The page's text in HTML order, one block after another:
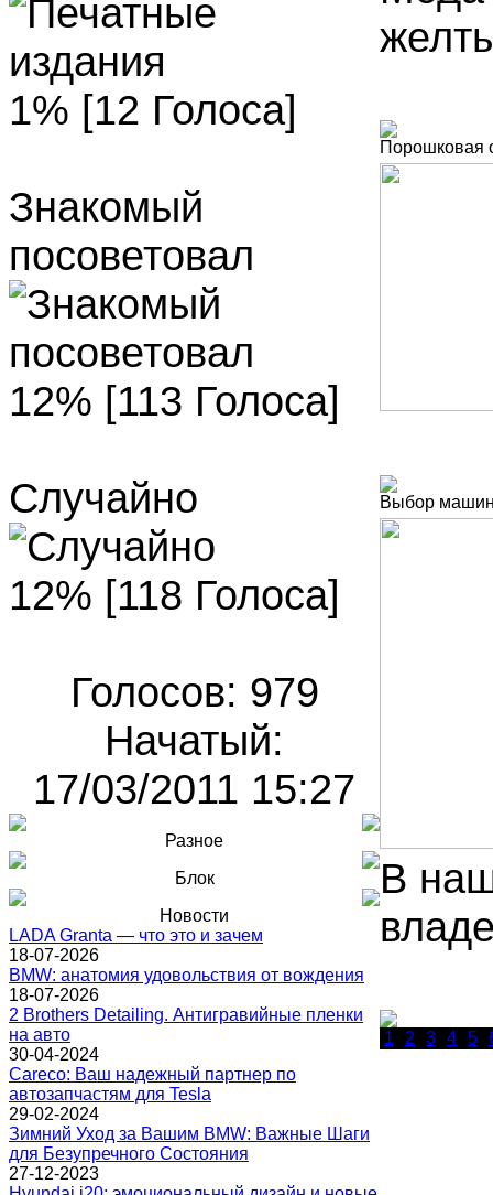
1% [12 Голоса]
Знакомый
посоветовал
12% [113 Голоса]
Случайно
12% [118 Голоса]
Голосов: 979
Начатый:
17/03/2011 15:27
Разное
Блок
Новости
LADA Granta — что это и зачем
18-07-2026
BMW: анатомия удовольствия от вождения
18-07-2026
2 Brothers Detailing. Антигравийные пленки
на авто
30-04-2024
Careco: Ваш надежный партнер по
автозапчастям для Tesla
29-02-2024
Зимний Уход за Вашим BMW: Важные Шаги
для Безупречного Состояния
27-12-2023
Порошковая
Выбор
В
1 2 3 4 5